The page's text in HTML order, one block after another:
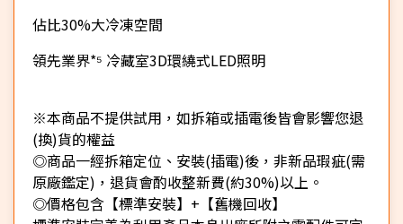
佔比30%大冷凍空間
領先業界*⁵ 冷藏室3D環繞式LED照明
※本商品不提供試用，如拆箱或插電後皆會影響您退
(換)貨的權益
◎商品一經拆箱定位、安裝(插電)後，非新品瑕疵(需
原廠鑑定)，退貨會酌收整新費(約30%)以上。
◎價格包含【標準安裝】+【舊機回收】